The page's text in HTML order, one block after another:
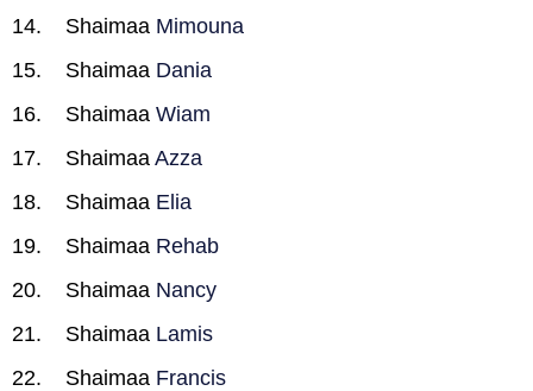
Shaimaa Mimouna
Shaimaa Dania
Shaimaa Wiam
Shaimaa Azza
Shaimaa Elia
Shaimaa Rehab
Shaimaa Nancy
Shaimaa Lamis
Shaimaa Francis